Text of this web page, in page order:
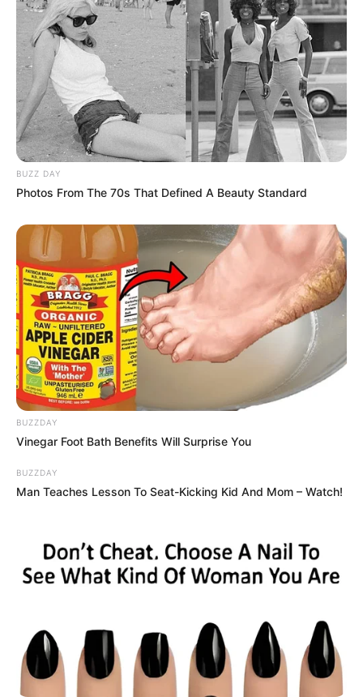
BUZZ DAY
Photos From The 70s That Defined A Beauty Standard
BUZZDAY
Vinegar Foot Bath Benefits Will Surprise You
BUZZDAY
Man Teaches Lesson To Seat-Kicking Kid And Mom – Watch!